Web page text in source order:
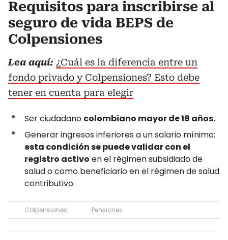
Requisitos para inscribirse al
seguro de vida BEPS de
Colpensiones
Lea aquí: ¿Cuál es la diferencia entre un
fondo privado y Colpensiones? Esto debe
tener en cuenta para elegir
Ser ciudadano colombiano mayor de 18 años.
Generar ingresos inferiores a un salario mínimo:
esta condición se puede validar con el
registro activo en el régimen subsidiado de
salud o como beneficiario en el régimen de salud
contributivo.
Colpensiones Pensiones